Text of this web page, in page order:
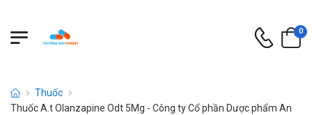
0
Thuốc
Thuốc A.t Olanzapine Odt 5Mg - Công ty Cổ phần Dược phẩm An